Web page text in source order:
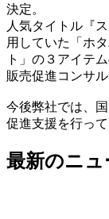
決定。
人気タイトル『
用していた「ホ
ト」の３アイテ
販売促進コンサ
今後弊社では、
促進支援を行って
最新のニ